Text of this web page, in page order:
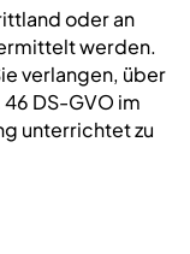
oder an
werden.
verlangen, über
DS-GVO im
unterrichtet zu